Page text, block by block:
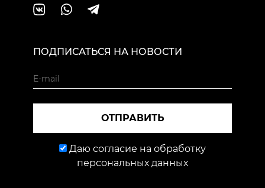
ПОДПИСАТЬСЯ НА НОВОСТИ
ОТПРАВИТЬ
Даю согласие на обработку
персональных данных